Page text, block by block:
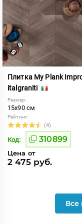
Плитка My Plank
italgraniti
Размер:
15x90 см
Рейтинг:
(4)
Код: 310899
Цена от
2 475 руб.
Все